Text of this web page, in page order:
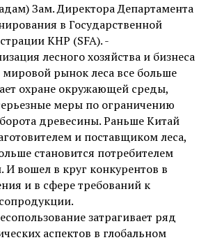
Зам. Директора Департамента
в Государственной
КНР (SFA). -
лесного хозяйства и бизнеса
рынок леса все больше
охране окружающей среды,
меры по ограничению
древесины. Раньше Китай
и поставщиком леса,
становится потребителем
И вошел в круг конкурентов в
и в сфере требований к
затрагивает ряд
аспектов в глобальном